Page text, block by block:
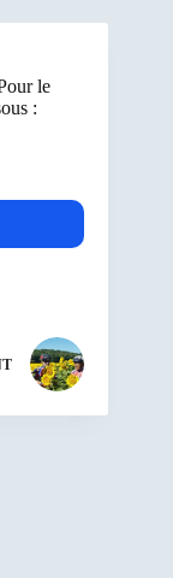
le
: